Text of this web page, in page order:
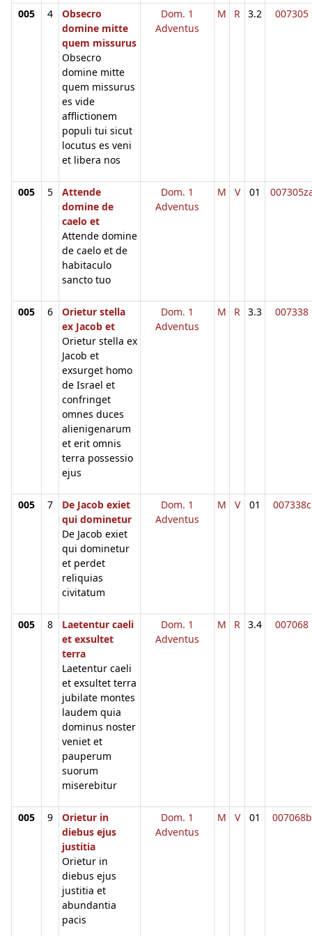
005 4
Obsecro
domine mitte
quem missurus
Obsecro
domine mitte
quem missurus
es vide
afflictionem
populi tui sicut
locutus es veni
et libera nos
Dom. 1
Adventus
M R 3.2 007305
005 5
Attende
domine de
caelo et
Attende domine
de caelo et de
habitaculo
sancto tuo
Dom. 1
Adventus
M V 01
005 6
Orietur stella
ex Jacob et
Orietur stella ex
Jacob et
exsurget homo
de Israel et
confringet
omnes duces
alienigenarum
et erit omnis
terra possessio
ejus
Dom. 1
Adventus
M R 3.3 007338
005 7
De Jacob exiet
qui dominetur
De Jacob exiet
qui dominetur
et perdet
reliquias
civitatum
Dom. 1
Adventus
M V 01 007338c
005 8
Laetentur caeli
et exsultet
terra
Laetentur caeli
et exsultet terra
jubilate montes
laudem quia
dominus noster
veniet et
pauperum
suorum
miserebitur
Dom. 1
Adventus
M R 3.4 007068
005 9
Orietur in
diebus ejus
justitia
Orietur in
diebus ejus
justitia et
abundantia
pacis
Dom. 1
Adventus
M V 01 007068b